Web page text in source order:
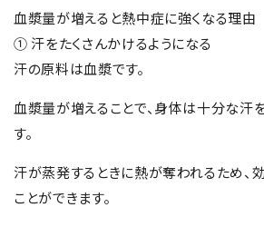
血漿量が増えると熱中症に強くなる理由
① 汗をたくさんかけるようになる
汗の原料は血漿です。
血漿量が増えることで、身体は十分な汗
す。
汗が蒸発するときに熱が奪われるため、
ことができます。